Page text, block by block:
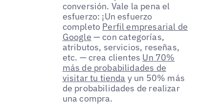
conversión. Vale la pena el
esfuerzo: ¡Un esfuerzo
completo Perfil empresarial de
Google — con categorías,
atributos, servicios, reseñas,
etc. — crea clientes Un 70%
más de probabilidades de
visitar tu tienda y un 50% más
de probabilidades de realizar
una compra.